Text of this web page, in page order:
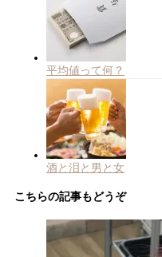
平均値って何？
酒と泪と男と女
こちらの記事もどうぞ